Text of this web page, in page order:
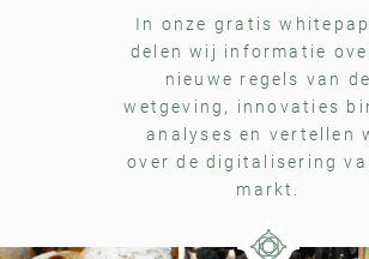
In onze gratis
delen wij informatie
nieuwe regels van de
wetgeving, innovaties
analyses en vertellen
over de digitalisering
markt.